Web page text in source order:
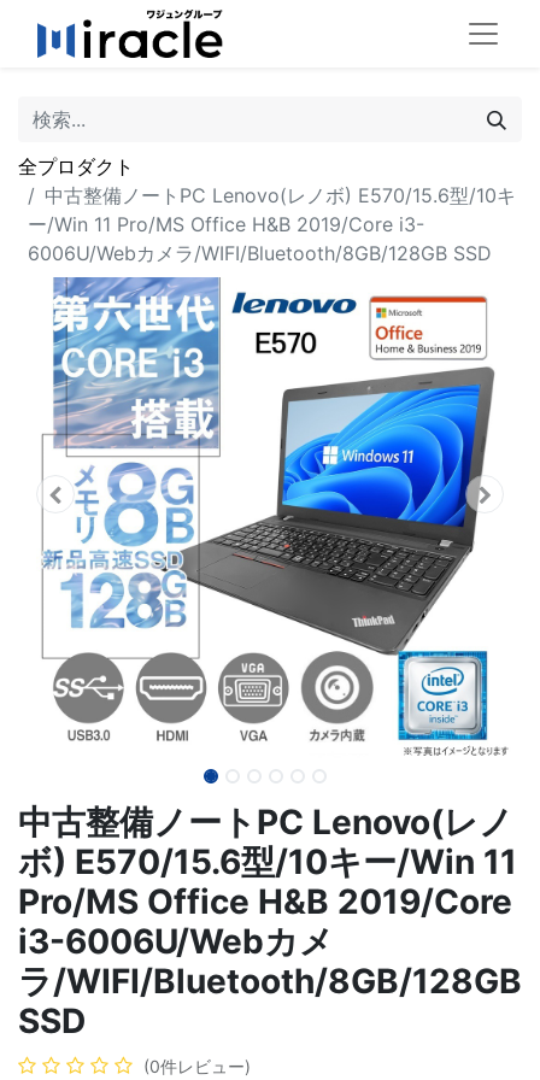
全プロダクト
中古整備ノートPC Lenovo(レノボ) E570/15.6型/10キ
ー/Win 11 Pro/MS Office H&B 2019/Core i3-
6006U/Webカメラ/WIFI/Bluetooth/8GB/128GB SSD
中古整備ノートPC Lenovo(レノ
ボ) E570/15.6型/10キー/Win 11
Pro/MS Office H&B 2019/Core
i3-6006U/Webカメ
ラ/WIFI/Bluetooth/8GB/128GB
SSD
(0件レビュー)